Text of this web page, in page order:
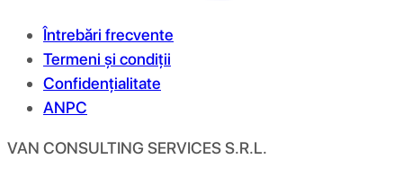
Întrebări frecvente
Termeni și condiții
Confidențialitate
ANPC
VAN CONSULTING SERVICES S.R.L.